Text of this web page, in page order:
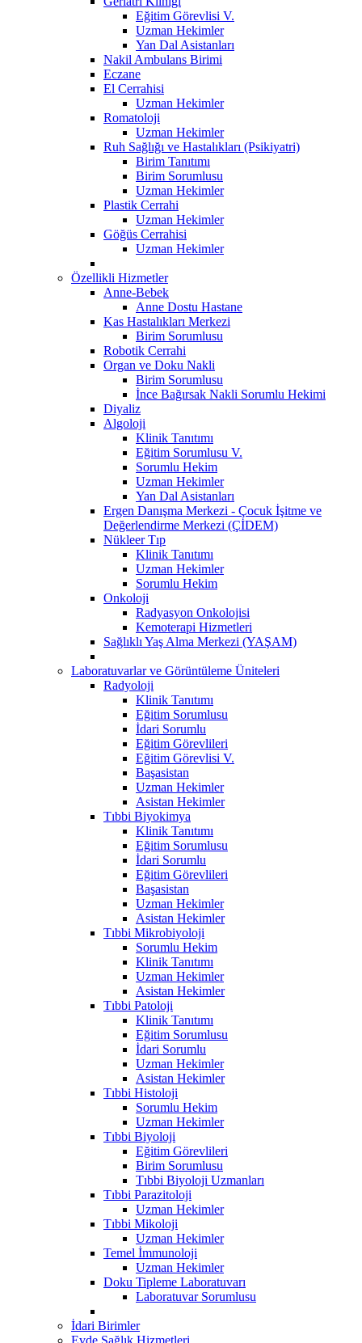
Eğitim Görevlisi V.
Uzman Hekimler
Yan Dal Asistanları
Nakil Ambulans Birimi
Eczane
El Cerrahisi
Uzman Hekimler
Romatoloji
Uzman Hekimler
Ruh Sağlığı ve Hastalıkları (Psikiyatri)
Birim Tanıtımı
Birim Sorumlusu
Uzman Hekimler
Plastik Cerrahi
Uzman Hekimler
Göğüs Cerrahisi
Uzman Hekimler
Özellikli Hizmetler
Anne-Bebek
Anne Dostu Hastane
Kas Hastalıkları Merkezi
Birim Sorumlusu
Robotik Cerrahi
Organ ve Doku Nakli
Birim Sorumlusu
İnce Bağırsak Nakli Sorumlu Hekimi
Diyaliz
Algoloji
Klinik Tanıtımı
Eğitim Sorumlusu V.
Sorumlu Hekim
Uzman Hekimler
Yan Dal Asistanları
Ergen Danışma Merkezi - Çocuk İşitme ve
Değerlendirme Merkezi (ÇİDEM)
Nükleer Tıp
Klinik Tanıtımı
Uzman Hekimler
Sorumlu Hekim
Onkoloji
Radyasyon Onkolojisi
Kemoterapi Hizmetleri
Sağlıklı Yaş Alma Merkezi (YAŞAM)
Laboratuvarlar ve Görüntüleme Üniteleri
Radyoloji
Klinik Tanıtımı
Eğitim Sorumlusu
İdari Sorumlu
Eğitim Görevlileri
Eğitim Görevlisi V.
Başasistan
Uzman Hekimler
Asistan Hekimler
Tıbbi Biyokimya
Klinik Tanıtımı
Eğitim Sorumlusu
İdari Sorumlu
Eğitim Görevlileri
Başasistan
Uzman Hekimler
Asistan Hekimler
Tıbbi Mikrobiyoloji
Sorumlu Hekim
Klinik Tanıtımı
Uzman Hekimler
Asistan Hekimler
Tıbbi Patoloji
Klinik Tanıtımı
Eğitim Sorumlusu
İdari Sorumlu
Uzman Hekimler
Asistan Hekimler
Tıbbi Histoloji
Sorumlu Hekim
Uzman Hekimler
Tıbbi Biyoloji
Eğitim Görevlileri
Birim Sorumlusu
Tıbbi Biyoloji Uzmanları
Tıbbi Parazitoloji
Uzman Hekimler
Tıbbi Mikoloji
Uzman Hekimler
Temel İmmunoloji
Uzman Hekimler
Doku Tipleme Laboratuvarı
Laboratuvar Sorumlusu
İdari Birimler
Evde Sağlık Hizmetleri